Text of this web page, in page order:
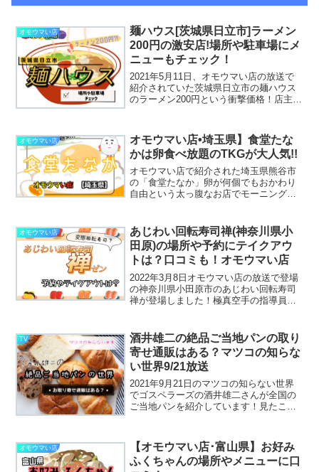
オモウマい店
麺ハウス[茨城県日立市]ラーメン
200円の激安店!場所や駐車場にメ
ニューもチェック！
2021年5月11日、オモウマい店の放送で
紹介されていた茨城県日立市の麺ハウス
のラーメン200円という衝撃価格！店主は
れば嬉しいと話していましたそんな麺ハ
ウスの場所やメニ...
オモウマい店
オモウマい店•埼玉県】食堂たな
かは卵食べ放題のTKGが大人気!!
オモウマい店で紹介された埼玉県熊谷市
の「食堂たなか」卵が何個でもおかわり
自由という太っ腹なお店でモーニングの
オモウマい店
あじわい回転寿司禅(神奈川県小
田原)の場所や予約にテイクアウ
トは？口コミも！オモウマい店
2022年3月8日オモウマい店の放送で登場
の神奈川県小田原市のあじわい回転寿司
禅が登場しました！極真空手の指導員を
ニューも盛りだくさんで、食べログ１位
獲得する人気店です...
TV
酒井雄二の絶品ご当地パンの取り
寄せ通販はある？マツコの知らな
い世界9/21放送
2021年9月21日のマツコの知らない世界
でゴスペラーズの酒井雄二さんが全国の
ご当地パンを紹介しています！見たこと
ンも食べたくなってきますよね～お取り
寄せせていないか調...
オモウマい店
【オモウマい店･富山県】お好み
ふくちゃんの場所やメニューに口